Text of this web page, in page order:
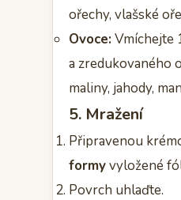
ořechy, vlašské
Ovoce:Vmíchejte
a zredukovaného
maliny, jahody,
5. Mražení
Připravenou
formyvyložené
Povrch uhlaďte.